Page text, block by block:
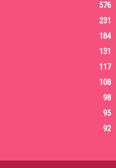
576
231
184
131
117
108
98
95
92